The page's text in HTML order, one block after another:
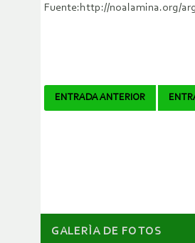
Fuente:http://noalamina.org/
Navegador
ENTRADA ANTERIOR
GALERÌA DE FOTOS